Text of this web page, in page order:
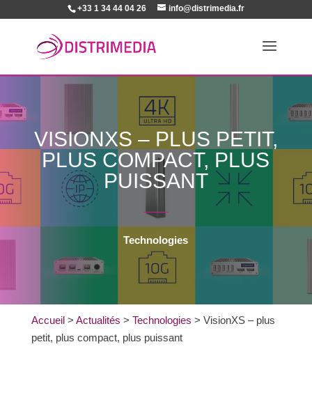
+33 1 34 44 04 26 info@distrimedia.fr
VISIONXS – PLUS PETIT,
PLUS COMPACT, PLUS
PUISSANT
Technologies
Accueil> Actualités > Technologies > VisionXS – plus
petit, plus compact, plus puissant